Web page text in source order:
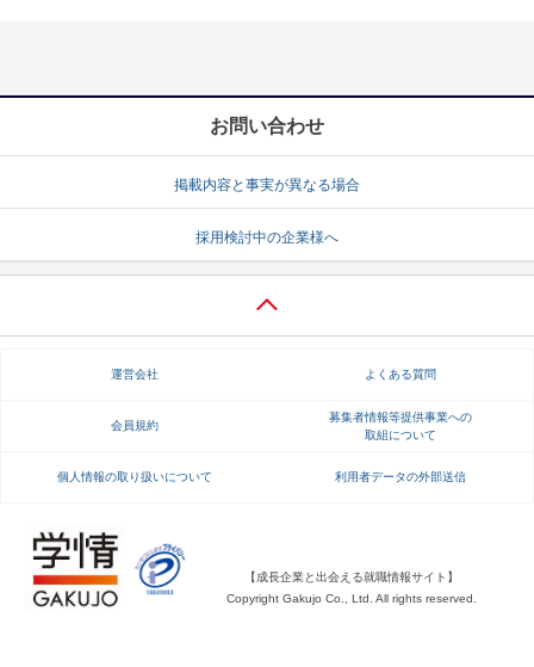
就活ノウハウ・サポート
就活支援
就活ノウハウが満載！ お役立ち記事・相談室など
適職診断 就活チャンネル
お問い合わせ
掲載内容と事実が異なる場合
採用検討中の企業様へ
運営会社 よくある質問
会員規約
募集者情報等提供事業への
取組について
個人情報の取り扱いについて 利用者データの外部送信
【成長企業と出会える就職情報サイト】
Copyright Gakujo Co., Ltd. All rights reserved.